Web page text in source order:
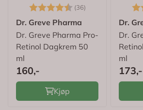
Karakter: (36)
4.7 av 5 mulige
Dr. Greve Pharma
Dr. Greve Pharma Pro-
Retinol Dagkrem 50
ml
160,-
Kjøp
Dr.
Dr.
ml
173,-